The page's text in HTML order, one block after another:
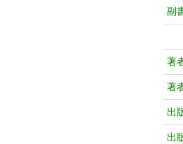
副
著
著
出
出